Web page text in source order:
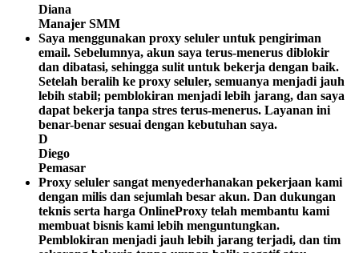
Diana
Manajer SMM
Saya menggunakan proxy seluler untuk pengiriman
email. Sebelumnya, akun saya terus-menerus diblokir
dan dibatasi, sehingga sulit untuk bekerja dengan baik.
Setelah beralih ke proxy seluler, semuanya menjadi jauh
lebih stabil; pemblokiran menjadi lebih jarang, dan saya
dapat bekerja tanpa stres terus-menerus. Layanan ini
benar-benar sesuai dengan kebutuhan saya.
D
Diego
Pemasar
Proxy seluler sangat menyederhanakan pekerjaan kami
dengan milis dan sejumlah besar akun. Dan dukungan
teknis serta harga OnlineProxy telah membantu kami
membuat bisnis kami lebih menguntungkan.
Pemblokiran menjadi jauh lebih jarang terjadi, dan tim